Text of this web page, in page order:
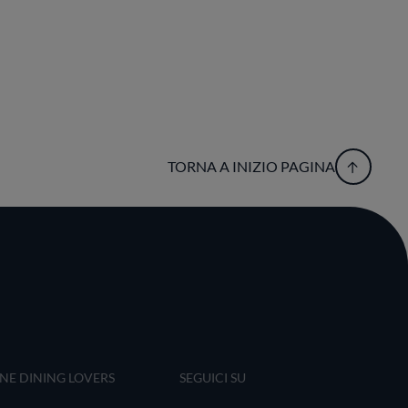
TORNA A INIZIO PAGINA
DINING LOVERS SEGUICI SU